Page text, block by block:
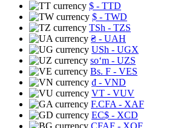
$ - TTD
$ - TWD
TSh - TZS
₴ - UAH
USh - UGX
soʻm - UZS
Bs. F - VES
₫ - VND
VT - VUV
F.CFA - XAF
EC$ - XCD
CFAF - XOF